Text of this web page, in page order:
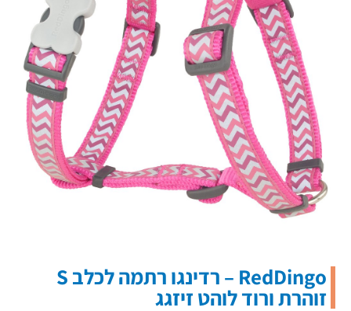
RedDingo – רדינגו רתמה לכלב S
זוהרת ורוד לוהט זיזגג